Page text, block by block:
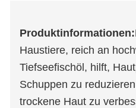
Produktinformationen:
Haustiere, reich an
Tiefseefischöl, hilft,
Schuppen zu
trockene Haut zu